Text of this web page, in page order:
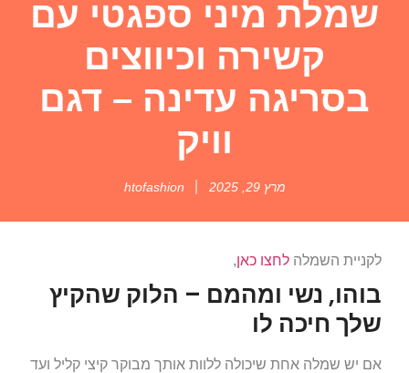
שמלת מיני ספגטי עם
קשירה וכיווצים
בסריגה עדינה – דגם
וויק
מרץ 29, 2025 htofashion
לקניית השמלה לחצו כאן,
בוהו, נשי ומהמם – הלוק שהקיץ
שלך חיכה לו
אם יש שמלה אחת שיכולה ללוות אותך מבוקר קיצי קליל ועד